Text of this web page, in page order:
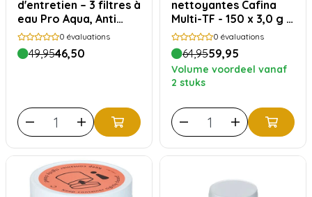
d'entretien – 3 filtres à
eau Pro Aqua, Anti
Calc & Perfect Clean
0 évaluations
49,9546,50
nettoyantes Cafina
Multi-TF - 150 x 3,0 g -
31547
0 évaluations
64,9559,95
Volume voordeel vanaf
2 stuks